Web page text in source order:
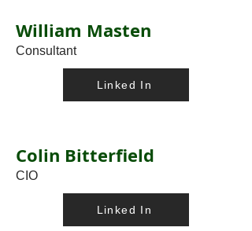
William Masten
Consultant
Linked In
Colin Bitterfield
CIO
Linked In